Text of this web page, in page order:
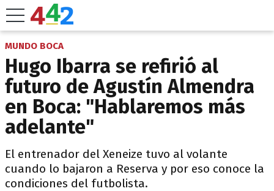
MUNDO BOCA
Hugo Ibarra se refirió al
futuro de Agustín Almendra
en Boca: "Hablaremos más
adelante"
El entrenador del Xeneize tuvo al volante
cuando lo bajaron a Reserva y por eso conoce la
condiciones del futbolista.